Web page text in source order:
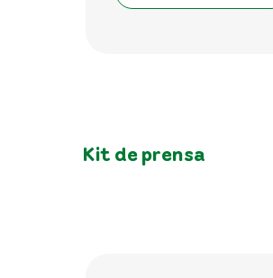
Kit de prensa